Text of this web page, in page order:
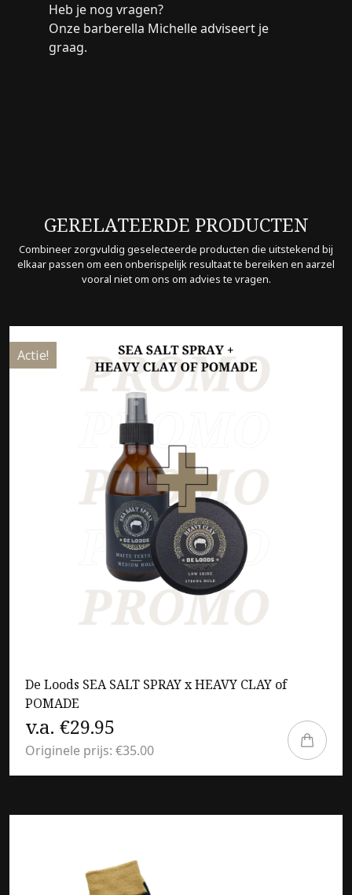
Heb je nog vragen?
Onze barberella Michelle adviseert je
graag.
GERELATEERDE PRODUCTEN
Combineer zorgvuldig geselecteerde producten die uitstekend bij
elkaar passen om een onberispelijk resultaat te bereiken en aarzel
vooral niet om ons om advies te vragen.
Actie!
De Loods SEA SALT SPRAY x HEAVY CLAY of
POMADE
v.a. €29.95
Originele prijs: €35.00